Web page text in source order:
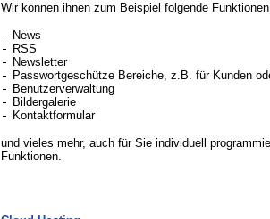
Wir können ihnen zum Beispiel folgende
News
RSS
Newsletter
Passwortgeschütze Bereiche, z.B. für Kunden
Benutzerverwaltung
Bildergalerie
Kontaktformular
und vieles mehr, auch für Sie individuell
Funktionen.